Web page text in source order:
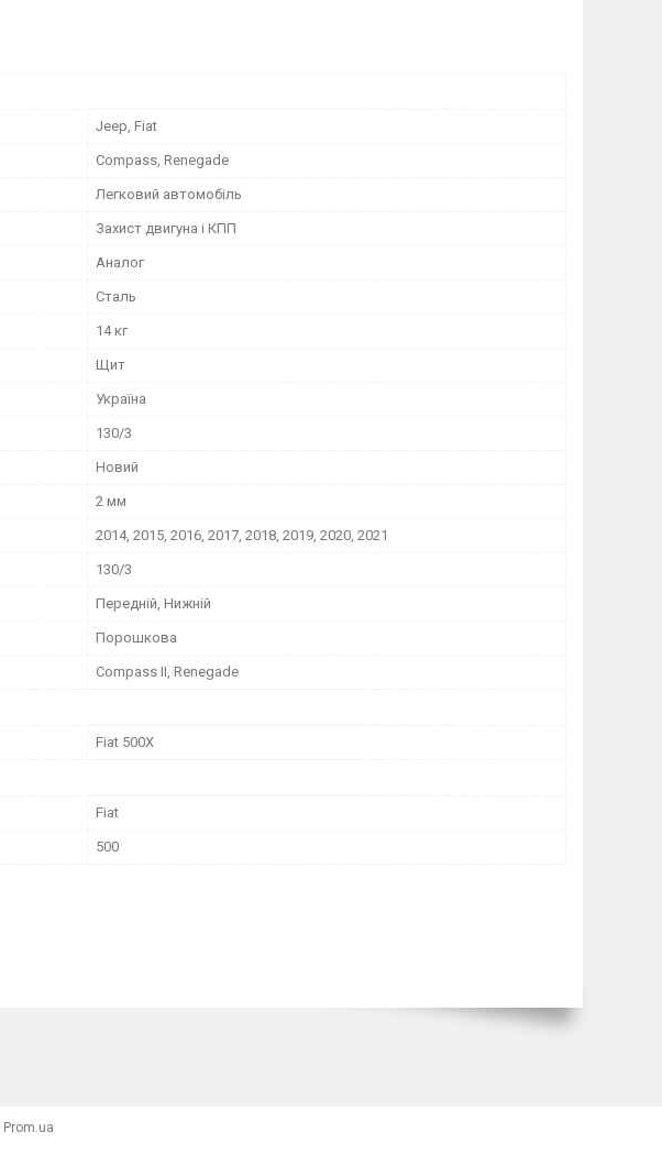
Jeep, Fiat
Compass, Renegade
Легковий автомобіль
Захист двигуна і КПП
Аналог
Сталь
14 кг
Щит
Україна
130/3
Новий
2 мм
2014, 2015, 2016, 2017, 2018, 2019, 2020, 2021
130/3
Передній, Нижній
Порошкова
Compass II, Renegade
Fiat 500X
Fiat
500
Prom.ua